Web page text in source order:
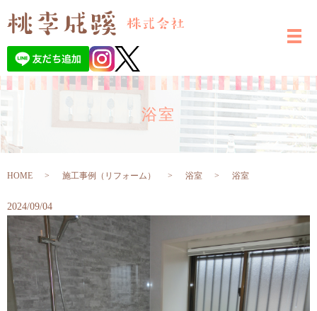
浴室
HOME 施工事例（リフォーム） 浴室 浴室
2024/09/04